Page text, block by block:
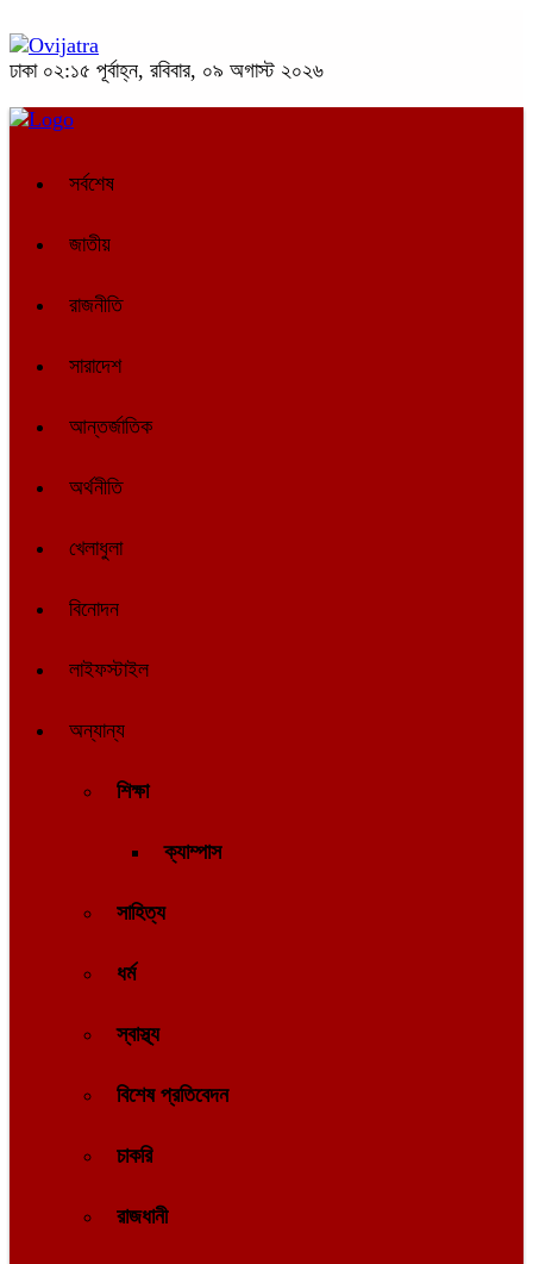
ঢাকা ০২:১৫ পূর্বাহ্ন, রবিবার, ০৯ অগাস্ট ২০২৬
সর্বশেষ
জাতীয়
রাজনীতি
সারাদেশ
আন্তর্জাতিক
অর্থনীতি
খেলাধুলা
বিনোদন
লাইফস্টাইল
অন্যান্য
শিক্ষা
ক্যাম্পাস
সাহিত্য
ধর্ম
স্বাস্থ্য
বিশেষ প্রতিবেদন
চাকরি
রাজধানী